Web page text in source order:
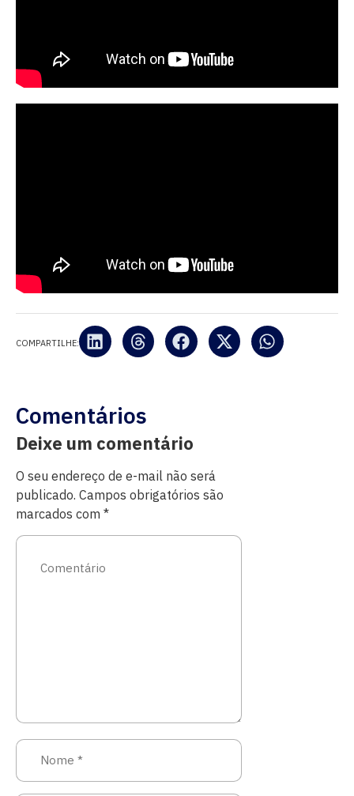
COMPARTILHE:
Comentários
Deixe um comentário
O seu endereço de e-mail não será
publicado. Campos obrigatórios são
marcados com *